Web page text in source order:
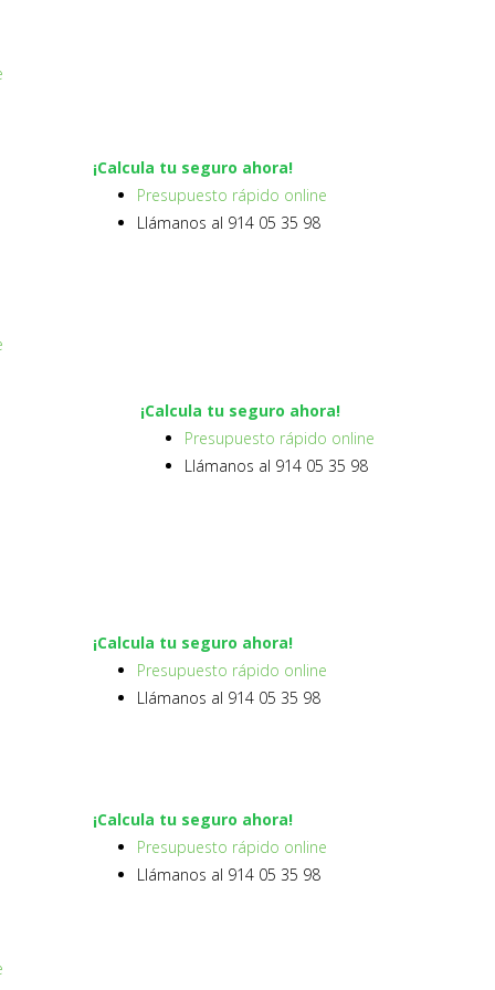
¡Calcula tu seguro ahora!
Presupuesto rápido online
Llámanos al 914 05 35 98
¡Calcula tu seguro ahora!
Presupuesto rápido online
Llámanos al 914 05 35 98
¡Calcula tu seguro ahora!
Presupuesto rápido online
Llámanos al 914 05 35 98
¡Calcula tu seguro ahora!
Presupuesto rápido online
Llámanos al 914 05 35 98